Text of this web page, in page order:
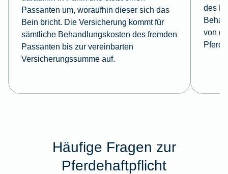
Passanten um, woraufhin dieser sich das
Bein bricht. Die Versicherung kommt für
sämtliche Behandlungskosten des fremden
Passanten bis zur vereinbarten
Versicherungssumme auf.
des
von
Häufige Fragen zur
Pferdehaftpflicht